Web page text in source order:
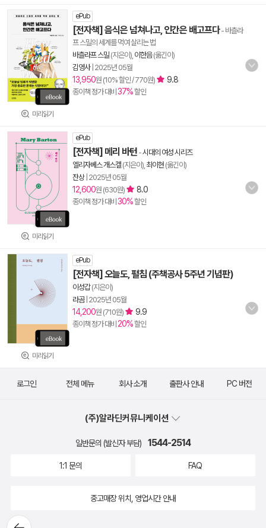
미리읽기
ePub
[전자책] 음식은 넘쳐나고, 인간은 배고프다- 바츨라
프 스밀의 세계를 먹여 살리는 법
바츨라프 스밀 (지은이), 이한음(옮긴이)
김영사| 2025년 05월
13,950원 (10% 할인 / 770원) 9.8
종이책 정가 대비 37%할인
미리읽기
ePub
[전자책] 메리 바턴 -시대의 여성 시리즈
엘리자베스 개스켈 (지은이), 최이현 (옮긴이)
잔상| 2025년 05월
12,600원 (630원) 8.0
종이책 정가 대비 30%할인
미리읽기
ePub
[전자책] 오늘도, 펼침 (주책공사 5주년 기념판)
이성갑(지은이)
라곰| 2025년 05월
14,200원 (710원) 9.9
종이책 정가 대비 20%할인
뒤로가
로그인 전체 메뉴 회사 소개 출판사 안내 PC 버전
(주)알라딘커뮤니케이션
일반문의 (발신자 부담) 1544-2514
1:1 문의 FAQ
중고매장 위치, 영업시간 안내